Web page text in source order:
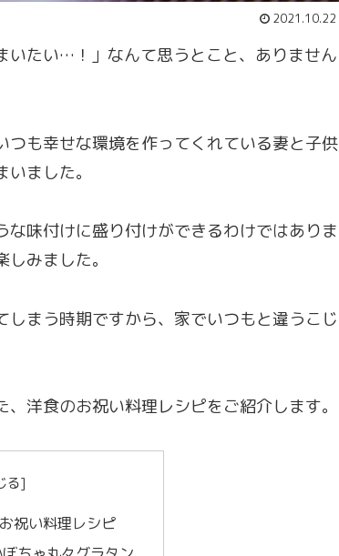
2021.10.22
いたい…！」なんて思うとこと、ありません
も幸せな環境を作ってくれている妻と子供
ました。
な味付けに盛り付けができるわけではありま
みました。
まう時期ですから、家でいつもと違うこじ
洋食のお祝い料理レシピをご紹介します。
祝い料理レシピ